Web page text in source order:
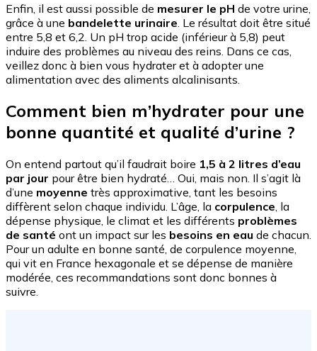
Enfin, il est aussi possible de mesurer le pH de votre urine,
grâce à une bandelette urinaire . Le résultat doit être situé
entre 5,8 et 6,2. Un pH trop acide (inférieur à 5,8) peut
induire des problèmes au niveau des reins. Dans ce cas,
veillez donc à bien vous hydrater et à adopter une
alimentation avec des aliments alcalinisants.
Comment bien m’hydrater pour une
bonne quantité et qualité d’urine ?
On entend partout qu’il faudrait boire 1,5 à 2 litres d’eau
par jour pour être bien hydraté… Oui, mais non. Il s’agit là
d’une moyenne très approximative, tant les besoins
diffèrent selon chaque individu. L’âge, la corpulence, la
dépense physique, le climat et les différents problèmes
de santé ont un impact sur les besoins en eau de chacun.
Pour un adulte en bonne santé, de corpulence moyenne,
qui vit en France hexagonale et se dépense de manière
modérée, ces recommandations sont donc bonnes à
suivre.